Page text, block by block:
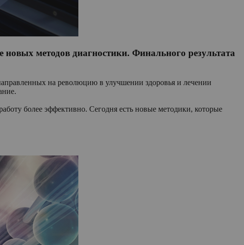
новых методов диагностики. Финального результата
на революцию в улучшении здоровья и лечении
более эффективно. Сегодня есть новые методики, которые